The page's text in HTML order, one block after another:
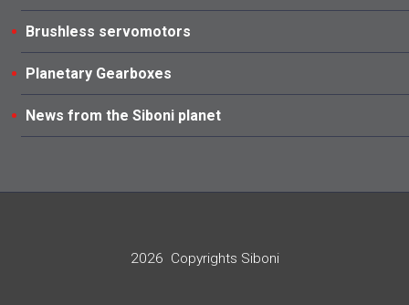
Brushless servomotors
Planetary Gearboxes
News from the Siboni planet
2026 Copyrights Siboni